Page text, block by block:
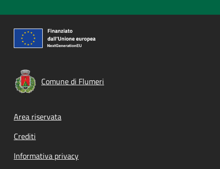
Comune di Flumeri
Footer menu
Area riservata
Crediti
Informativa privacy